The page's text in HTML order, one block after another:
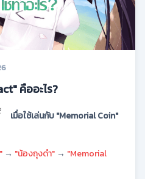
คืออะไร?
เมื่อใช้เล่นกับ "Memorial Coin"
→ "น้องถุงดำ" → "Memorial